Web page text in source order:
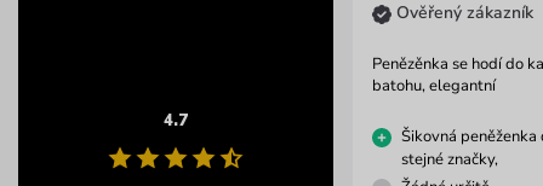
4.7
Ověřený zákazník
Penězěnka se hodí do
batohu, elegantní
Šikovná
stejné značky,